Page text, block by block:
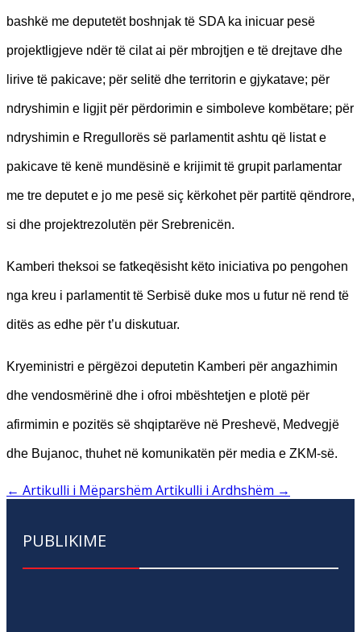
bashkë me deputetët boshnjak të SDA ka inicuar pesë
projektligjeve ndër të cilat ai për mbrojtjen e të drejtave dhe
lirive të pakicave; për selitë dhe territorin e gjykatave; për
ndryshimin e ligjit për përdorimin e simboleve kombëtare; për
ndryshimin e Rregullorës së parlamentit ashtu që listat e
pakicave të kenë mundësinë e krijimit të grupit parlamentar
me tre deputet e jo me pesë siç kërkohet për partitë qëndrore,
si dhe projektrezolutën për Srebrenicën.
Kamberi theksoi se fatkeqësisht këto iniciativa po pengohen
nga kreu i parlamentit të Serbisë duke mos u futur në rend të
ditës as edhe për t’u diskutuar.
Kryeministri e përgëzoi deputetin Kamberi për angazhimin
dhe vendosmërinë dhe i ofroi mbështetjen e plotë për
afirmimin e pozitës së shqiptarëve në Preshevë, Medvegjë
dhe Bujanoc, thuhet në komunikatën për media e ZKM-së.
← Artikulli i Mëparshëm Artikulli i Ardhshëm →
PUBLIKIME